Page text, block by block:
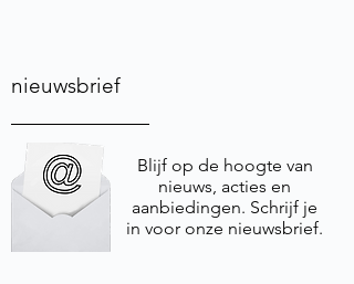
nieuwsbrief
Blijf op de hoogte van
nieuws, acties en
aanbiedingen. Schrijf je
in voor onze nieuwsbrief.